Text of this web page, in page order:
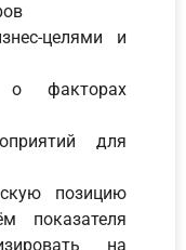
целями и
о факторах
для
позицию
показателя
на